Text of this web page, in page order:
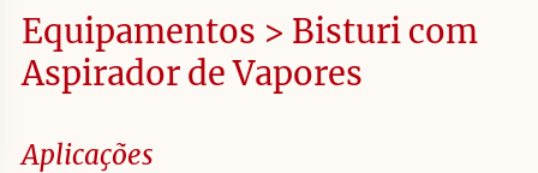
Equipamentos > Bisturi com
Aspirador de Vapores
Aplicações